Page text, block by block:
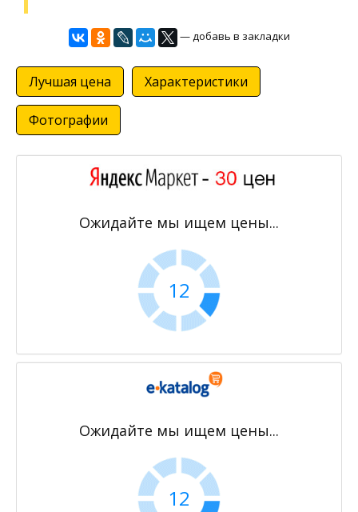
— добавь в закладки
Лучшая цена Характеристики
Фотографии
Ожидайте мы ищем цены...
12
Ожидайте мы ищем цены...
12